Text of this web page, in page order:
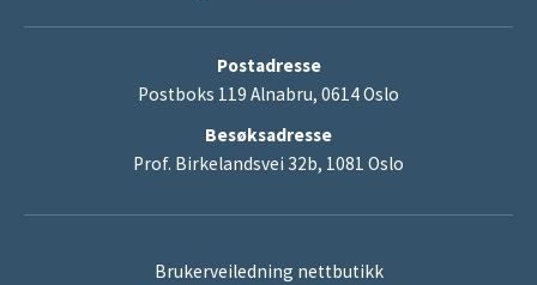
Postadresse
Postboks 119 Alnabru, 0614 Oslo
Besøksadresse
Prof. Birkelandsvei 32b, 1081 Oslo
Brukerveiledning nettbutikk